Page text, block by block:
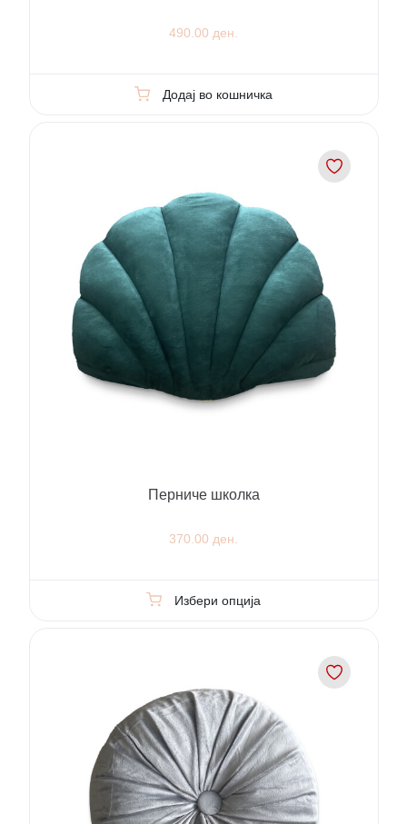
490.00 ден.
Додај во кошничка
Перниче школка
370.00 ден.
Избери опција